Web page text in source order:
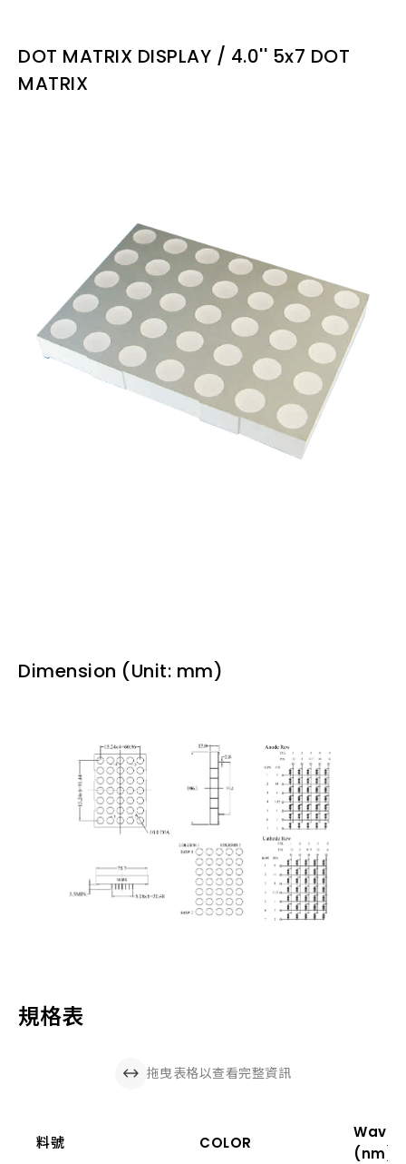
規格表
DOT MATRIX DISPLAY / 4.0'' 5x7 DOT
MATRIX
Dimension (Unit: mm)
規格表
料號 COLOR
(nm)
拖曳表格以查看完整資訊